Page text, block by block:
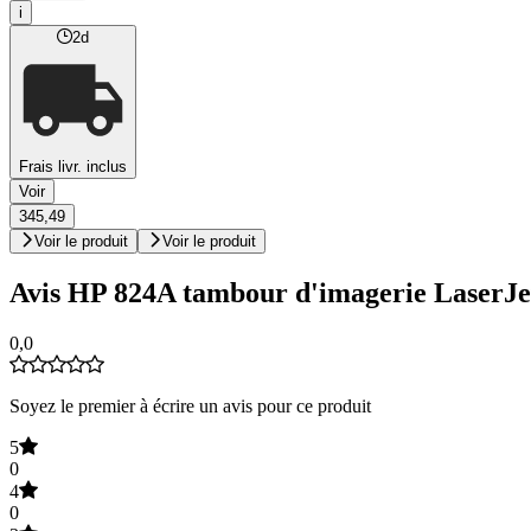
i
2d
Frais livr. inclus
Voir
345,49
Voir le produit
Voir le produit
Avis HP 824A tambour d'imagerie
0,0
Soyez le premier à écrire un avis pour ce produit
5
0
4
0